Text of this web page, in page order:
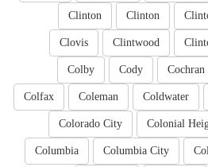
Clinton
Clinton
Clintwood
Clovis
Cochran
Cody
Colby
Coldwater
Coleman
Colfax
Colonial
Colorado City
Columbia City
Columbia